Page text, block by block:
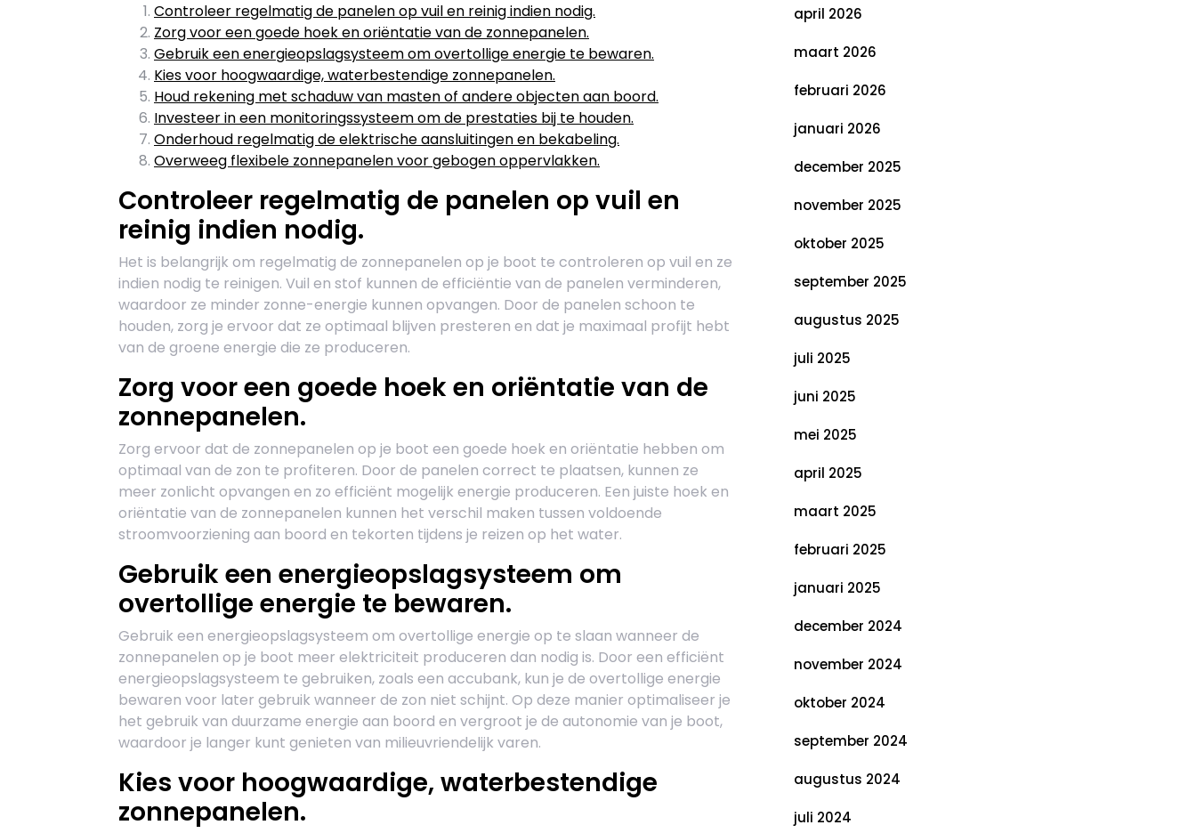
Controleer regelmatig de panelen op vuil en reinig indien nodig.
Zorg voor een goede hoek en oriëntatie van de zonnepanelen.
Gebruik een energieopslagsysteem om overtollige energie te bewaren.
Kies voor hoogwaardige, waterbestendige zonnepanelen.
Houd rekening met schaduw van masten of andere objecten aan boord.
Investeer in een monitoringssysteem om de prestaties bij te houden.
Onderhoud regelmatig de elektrische aansluitingen en bekabeling.
Overweeg flexibele zonnepanelen voor gebogen oppervlakken.
Controleer regelmatig de panelen op vuil en
reinig indien nodig.
Het is belangrijk om regelmatig de zonnepanelen op je boot te controleren op vuil en ze
indien nodig te reinigen. Vuil en stof kunnen de efficiëntie van de panelen verminderen,
waardoor ze minder zonne-energie kunnen opvangen. Door de panelen schoon te
houden, zorg je ervoor dat ze optimaal blijven presteren en dat je maximaal profijt hebt
van de groene energie die ze produceren.
Zorg voor een goede hoek en oriëntatie van de
zonnepanelen.
Zorg ervoor dat de zonnepanelen op je boot een goede hoek en oriëntatie hebben om
optimaal van de zon te profiteren. Door de panelen correct te plaatsen, kunnen ze
meer zonlicht opvangen en zo efficiënt mogelijk energie produceren. Een juiste hoek en
oriëntatie van de zonnepanelen kunnen het verschil maken tussen voldoende
stroomvoorziening aan boord en tekorten tijdens je reizen op het water.
Gebruik een energieopslagsysteem om
overtollige energie te bewaren.
Gebruik een energieopslagsysteem om overtollige energie op te slaan wanneer de
zonnepanelen op je boot meer elektriciteit produceren dan nodig is. Door een efficiënt
energieopslagsysteem te gebruiken, zoals een accubank, kun je de overtollige energie
bewaren voor later gebruik wanneer de zon niet schijnt. Op deze manier optimaliseer je
het gebruik van duurzame energie aan boord en vergroot je de autonomie van je boot,
waardoor je langer kunt genieten van milieuvriendelijk varen.
Kies voor hoogwaardige, waterbestendige
zonnepanelen.
april 2026
maart 2026
februari 2026
januari 2026
december 2025
november 2025
oktober 2025
september 2025
augustus 2025
juli 2025
juni 2025
mei 2025
april 2025
maart 2025
februari 2025
januari 2025
december 2024
november 2024
oktober 2024
september 2024
augustus 2024
juli 2024